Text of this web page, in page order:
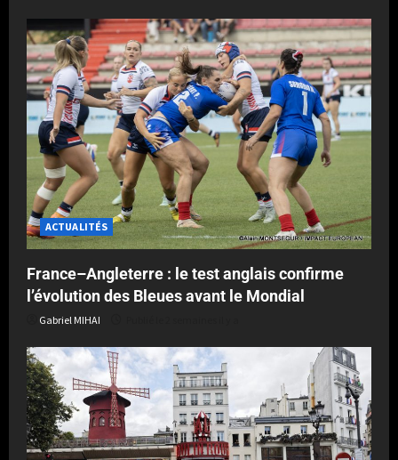
ACTUALITÉS
France–Angleterre : le test anglais confirme
l’évolution des Bleues avant le Mondial
Gabriel MIHAI